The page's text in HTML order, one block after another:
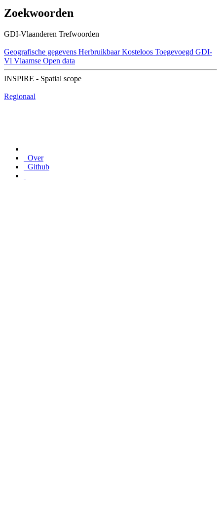
Zoekwoorden
GDI-Vlaanderen Trefwoorden
Geografische gegevens Herbruikbaar Kosteloos Toegevoegd GDI-
Vl Vlaamse Open data
INSPIRE - Spatial scope
Regionaal
Over
Github